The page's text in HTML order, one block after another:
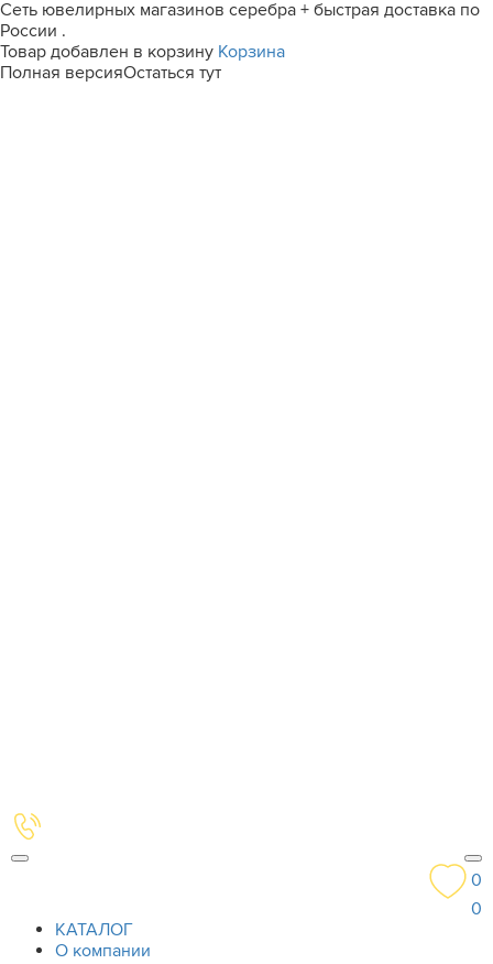
Сеть ювелирных магазинов серебра + быстрая доставка по
России .
Товар добавлен в корзину Корзина
Полная версияОстаться тут
0
0
КАТАЛОГ
О компании